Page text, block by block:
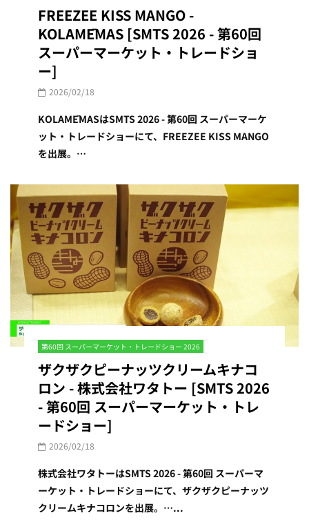
FREEZEE KISS MANGO -
KOLAMĒMAS [SMTS 2026 - 第60回
スーパーマーケット・トレードショ
ー]
2026/02/18
KOLAMĒMASはSMTS 2026 - 第60回 スーパーマーケ
ット・トレードショーにて、FREEZEE KISS MANGO
を出展。…
第60回 スーパーマーケット・トレードショー 2026
ザクザクピーナッツクリームキナコ
ロン - 株式会社ワタトー [SMTS 2026
- 第60回 スーパーマーケット・トレ
ードショー]
2026/02/18
株式会社ワタトーはSMTS 2026 - 第60回 スーパーマ
ーケット・トレードショーにて、ザクザクピーナッツ
クリームキナコロンを出展。…...